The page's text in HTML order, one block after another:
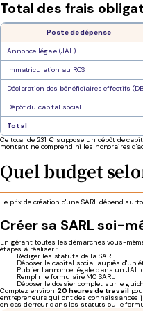
Total des frais
Poste de dépense
Annonce légale (JAL)
Immatriculation au RCS
Déclaration des bénéficiaires effectifs
Dépôt du capital social
Total
Ce total de 231 € suppose un dépôt de
montant ne comprend ni les honoraires
Quel budget
Le prix de création d'une SARL dépend
Créer sa SARL soi-
En gérant toutes les démarches vous-
étapes à réaliser :
Rédiger les statuts de la SARL
Déposer le capital social auprès d'un
Publier l'annonce légale dans un JAL
Remplir le formulaire M0 SARL
Déposer le dossier complet sur le
Comptez environ 20 heures de travail
entrepreneurs qui ont des connaissances
en cas d'erreur dans les statuts ou le